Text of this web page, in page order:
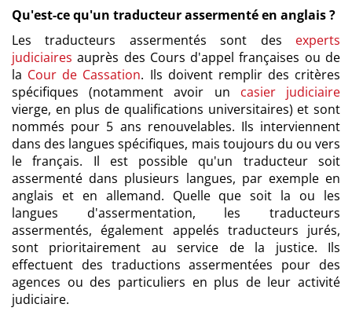
Qu'est-ce qu'un traducteur assermenté en anglais ?
Les traducteurs assermentés sont des experts
judiciaires auprès des Cours d'appel françaises ou de
la Cour de Cassation. Ils doivent remplir des critères
spécifiques (notamment avoir un casier judiciaire
vierge, en plus de qualifications universitaires) et sont
nommés pour 5 ans renouvelables. Ils interviennent
dans des langues spécifiques, mais toujours du ou vers
le français. Il est possible qu'un traducteur soit
assermenté dans plusieurs langues, par exemple en
anglais et en allemand. Quelle que soit la ou les
langues d'assermentation, les traducteurs
assermentés, également appelés traducteurs jurés,
sont prioritairement au service de la justice. Ils
effectuent des traductions assermentées pour des
agences ou des particuliers en plus de leur activité
judiciaire.